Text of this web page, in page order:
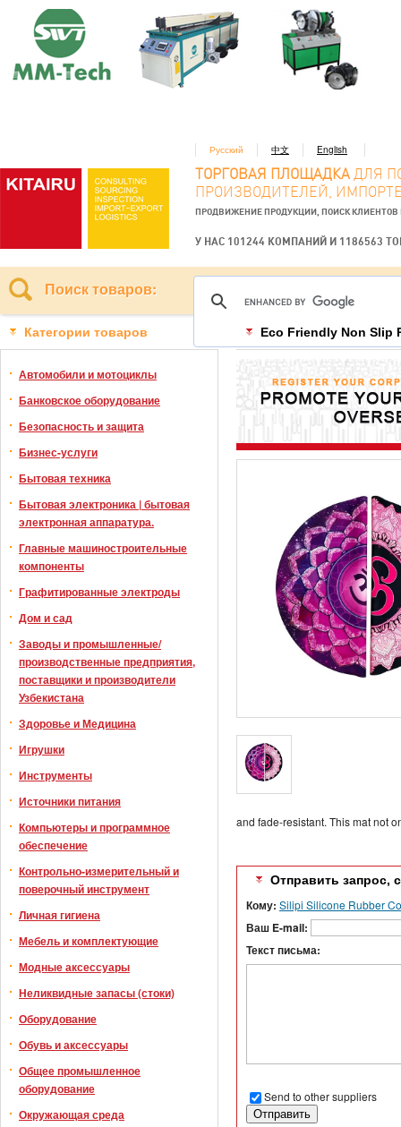
Русский 中文 English
ТОРГОВАЯ ПЛОЩАДКА ДЛЯ
ПРОИЗВОДИТЕЛЕЙ,
ПРОДВИЖЕНИЕ ПРОДУКЦИИ, ПОИСК КЛИЕНТОВ
У НАС 101244 КОМПАНИЙ И 1186563
Поиск товаров:
Категории товаров
Автомобили и мотоциклы
Банковское оборудование
Безопасность и защита
Бизнес-услуги
Бытовая техника
Бытовая электроника | бытовая
электронная аппаратура.
Главные машиностроительные
компоненты
Графитированные электроды
Дом и сад
Заводы и промышленные/
производственные предприятия,
поставщики и производители
Узбекистана
Здоровье и Медицина
Игрушки
Инструменты
Источники питания
Компьютеры и программное
обеспечение
Контрольно-измерительный и
поверочный инструмент
Личная гигиена
Мебель и комплектующие
Модные аксессуары
Неликвидные запасы (стоки)
Оборудование
Обувь и аксессуары
Общее промышленное
оборудование
Окружающая среда
Eco Friendly Non Slip
and fade-resistant. This mat not
Отправить запрос,
Кому: Silipi Silicone Rubber
Ваш E-mail:
Текст письма:
Send to other suppliers